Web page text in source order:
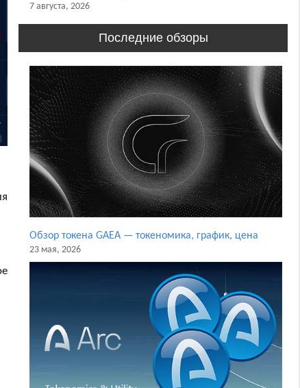
7 августа, 2026
Последние обзоры
Обзор токена GAEA — токеномика, график, цена
23 мая, 2026